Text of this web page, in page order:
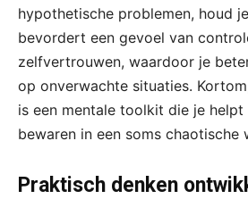
hypothetische problemen, houd
bevordert een gevoel van
zelfvertrouwen, waardoor je
op onverwachte situaties.
is een mentale toolkit die je
bewaren in een soms chaotische
Praktisch denken